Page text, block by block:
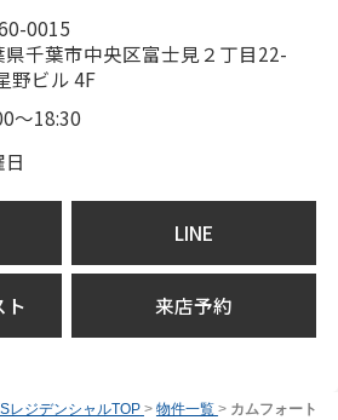
0015
県千葉市中央区富士見２丁目22-
野ビル 4F
～18:30
LINE
ト 来店予約
レジデンシャルTOP > 物件一覧 > カムフォート